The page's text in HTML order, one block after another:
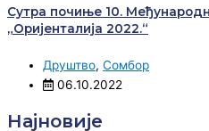
Сутра почиње 10.
„Оријенталија 2022.“
Друштво, Сомбор
06.10.2022
Најновије